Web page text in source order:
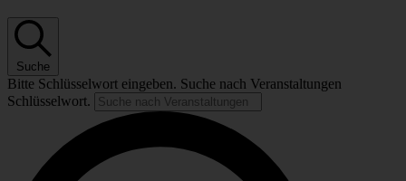
Suche
Bitte Schlüsselwort eingeben. Suche nach Veranstaltungen
Schlüsselwort.